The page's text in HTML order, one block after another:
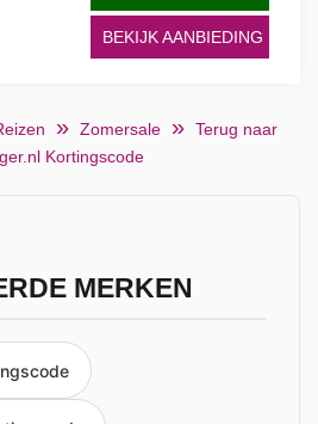
BEKIJK AANBIEDING
Zomersale
Terug naar
Kortingscode
MERKEN